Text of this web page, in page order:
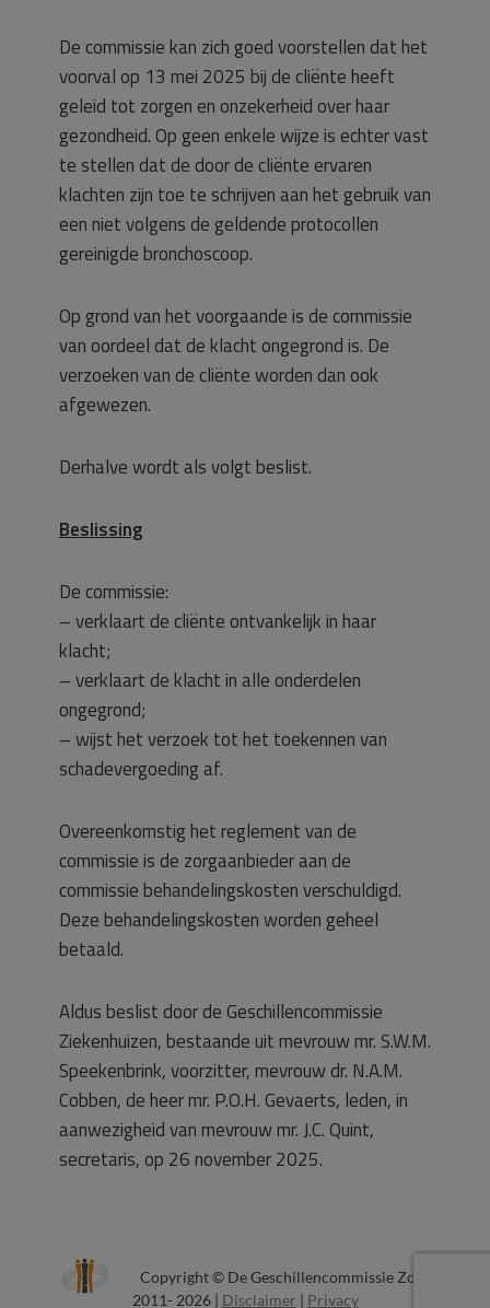
De commissie kan zich goed voorstellen dat het
voorval op 13 mei 2025 bij de cliënte heeft
geleid tot zorgen en onzekerheid over haar
gezondheid. Op geen enkele wijze is echter vast
te stellen dat de door de cliënte ervaren
klachten zijn toe te schrijven aan het gebruik van
een niet volgens de geldende protocollen
gereinigde bronchoscoop.
Op grond van het voorgaande is de commissie
van oordeel dat de klacht ongegrond is. De
verzoeken van de cliënte worden dan ook
afgewezen.
Derhalve wordt als volgt beslist.
Beslissing
De commissie:
– verklaart de cliënte ontvankelijk in haar
klacht;
– verklaart de klacht in alle onderdelen
ongegrond;
– wijst het verzoek tot het toekennen van
schadevergoeding af.
Overeenkomstig het reglement van de
commissie is de zorgaanbieder aan de
commissie behandelingskosten verschuldigd.
Deze behandelingskosten worden geheel
betaald.
Aldus beslist door de Geschillencommissie
Ziekenhuizen, bestaande uit mevrouw mr. S.W.M.
Speekenbrink, voorzitter, mevrouw dr. N.A.M.
Cobben, de heer mr. P.O.H. Gevaerts, leden, in
aanwezigheid van mevrouw mr. J.C. Quint,
secretaris, op 26 november 2025.
Copyright © De Geschillencommissie Zorg
2011- 2026 | Disclaimer | Privacy